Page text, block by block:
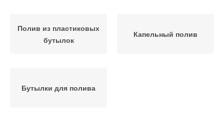
Полив из пластиковых
бутылок
Капельный полив
Бутылки для полива